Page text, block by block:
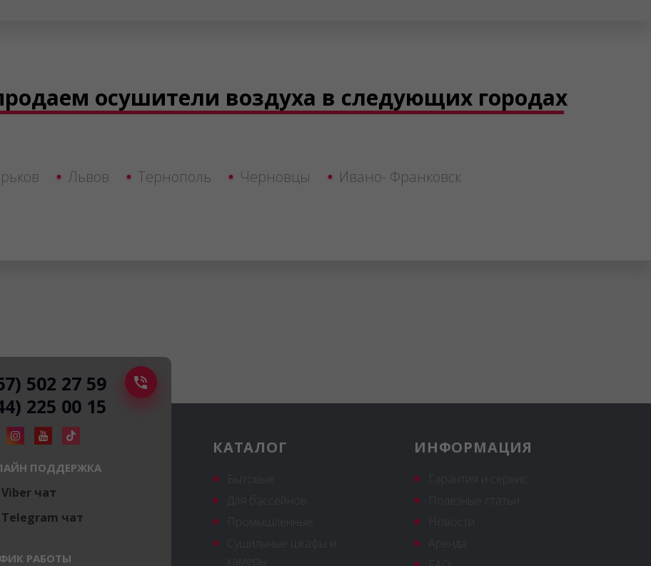
осушители воздуха в следующих городах
Львов Тернополь Черновцы Ивано- Франковск
ИНФОРМАЦИЯ
КАТАЛОГ
Для бассейнов
502 27 59
225 00 15
ПОДДЕРЖКА
Viber чат
Telegram чат
РАБОТЫ